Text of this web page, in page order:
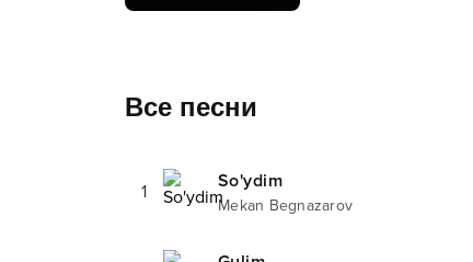
Все песни
1 So'ydim
Mekan Begnazarov